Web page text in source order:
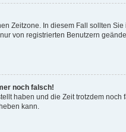
Zeitzone. In diesem Fall sollten
von registrierten Benutzern
noch falsch!
haben und die Zeit trotzdem
kann.